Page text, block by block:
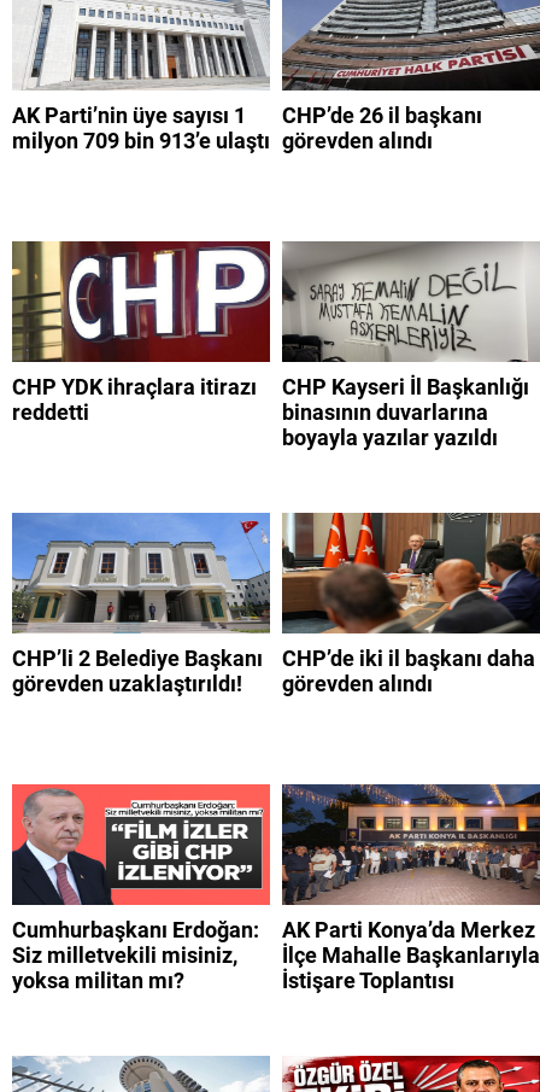
AK Parti’nin üye sayısı 1
milyon 709 bin 913’e ulaştı
CHP’de 26 il başkanı
görevden alındı
CHP YDK ihraçlara itirazı
reddetti
CHP Kayseri İl Başkanlığı
binasının duvarlarına
boyayla yazılar yazıldı
CHP’li 2 Belediye Başkanı
görevden uzaklaştırıldı!
CHP’de iki il başkanı daha
görevden alındı
Cumhurbaşkanı Erdoğan:
Siz milletvekili misiniz,
yoksa militan mı?
AK Parti Konya’da Merkez
İlçe Mahalle Başkanlarıyla
İstişare Toplantısı